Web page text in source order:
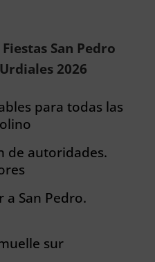
San Pedro
2026
para todas las
de autoridades.
a San Pedro.
sur